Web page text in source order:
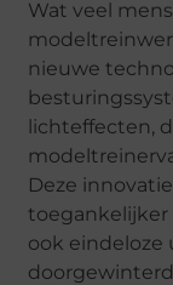
Wat veel
nieuwe
lichteffecten,
Deze
toegankelijker
ook eindeloze